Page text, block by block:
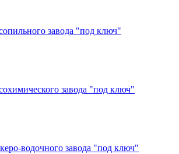
завода "под ключ"
завода "под ключ"
водочного завода "под ключ"